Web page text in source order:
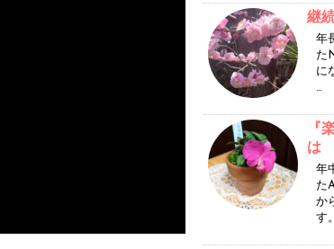
継
年
た
に
…
『
は
年
た
か
す